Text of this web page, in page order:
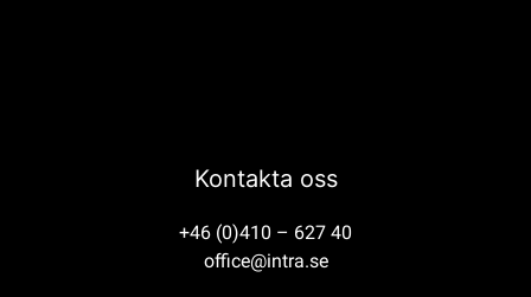
Kontakta oss
+46 (0)410 – 627 40
office@intra.se